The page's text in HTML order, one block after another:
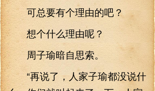
可总要有个理由的吧？
想个什么理由呢？
周子瑜暗自思索。
“再说了，人家子瑜都没说什